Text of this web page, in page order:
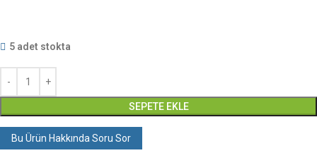
5 adet stokta
SEPETE EKLE
Bu Ürün Hakkında Soru Sor